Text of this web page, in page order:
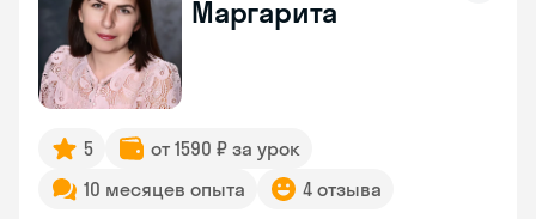
Маргарита
5
от 1590 ₽ за урок
10 месяцев опыта
4 отзыва